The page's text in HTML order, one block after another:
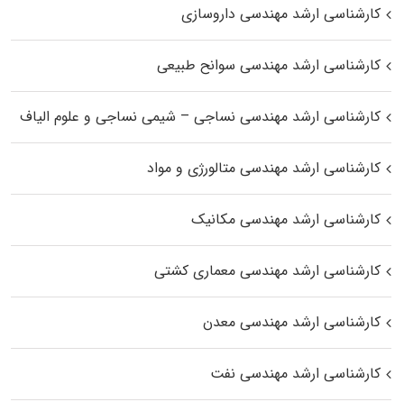
کارشناسی ارشد مهندسی داروسازی
کارشناسی ارشد مهندسی سوانح طبیعی
کارشناسی ارشد مهندسی نساجی – شیمی نساجی و علوم الیاف
کارشناسی ارشد مهندسی متالورژی و مواد
کارشناسی ارشد مهندسی مکانیک
کارشناسی ارشد مهندسی معماری کشتی
کارشناسی ارشد مهندسی معدن
کارشناسی ارشد مهندسی نفت